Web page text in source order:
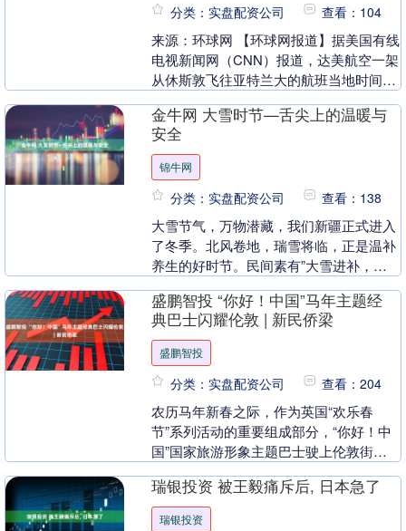
分类：实盘配资公司 查看：104
来源：环球网 【环球网报道】据美国有线
电视新闻网（CNN）报道，达美航空一架
从休斯敦飞往亚特兰大的航班当地时间18
制员通话时....
金牛网 大雪时节—舌尖上的温暖与
安全
锦牛网
分类：实盘配资公司 查看：138
大雪节气，万物潜藏，我们新疆正式进入
了冬季。北风卷地，瑞雪将临，正是温补
养生的好时节。民间素有”大雪进补，开
时，我们更需关注....
盛鹏智投 “你好！中国”马年主题经
典巴士闪耀伦敦 | 新民侨梁
盛鹏智投
分类：实盘配资公司 查看：204
农历马年新春之际，作为英国“欢乐春
节”系列活动的重要组成部分，“你好！中
国”国家旅游形象主题巴士驶上伦敦街
士，披上马年生肖....
瑞银投资 被王毅痛斥后, 日本急了
瑞银投资